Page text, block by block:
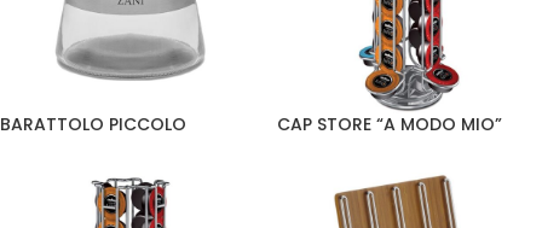
BARATTOLO PICCOLO CAP STORE “A MODO MIO”